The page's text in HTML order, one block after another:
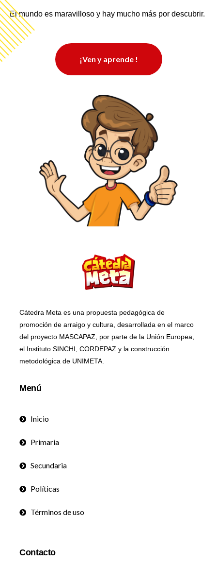
El mundo es maravilloso y hay mucho más por descubrir.
¡Ven y aprende !
Cátedra Meta es una propuesta pedagógica de
promoción de arraigo y cultura, desarrollada en el marco
del proyecto MASCAPAZ, por parte de la Unión Europea,
el Instituto SINCHI, CORDEPAZ y la construcción
metodológica de UNIMETA.
Menú
Inicio
Primaria
Secundaria
Políticas
Términos de uso
Contacto